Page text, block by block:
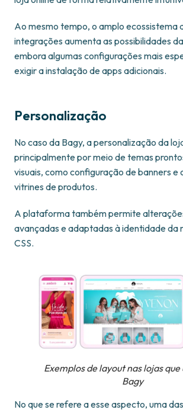
Ao mesmo tempo, o amplo ecossistema
integrações aumenta as possibilidades
embora algumas configurações mais
exigir a instalação de apps adicionais.
Personalização
No caso da Bagy, a personalização da
principalmente por meio de temas
visuais, como configuração de banners e
vitrines de produtos.
A plataforma também permite
avançadas e adaptadas à identidade da
CSS.
Exemplos de layout nas lojas
Bagy
No que se refere a esse aspecto, uma